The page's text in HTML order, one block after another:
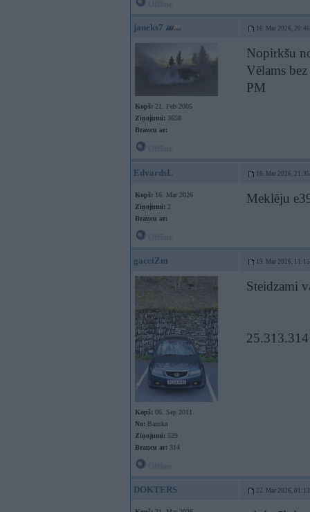
janeks7 16. Mar 2026, 20:46
Kopš: 21. Feb 2005
Ziņojumi: 3658
Braucu ar:
Nopirkšu
Vēlams bez
PM
EdvardsL 16. Mar 2026, 21:35
Kopš: 16. Mar 2026
Ziņojumi: 2
Braucu ar:
Meklēju
gacciZm 19. Mar 2026, 11:15
Kopš: 06. Sep 2011
No: Bauska
Ziņojumi: 529
Braucu ar: 314
Steidzami
25.313.314
DOKTERS 22. Mar 2026, 01:13